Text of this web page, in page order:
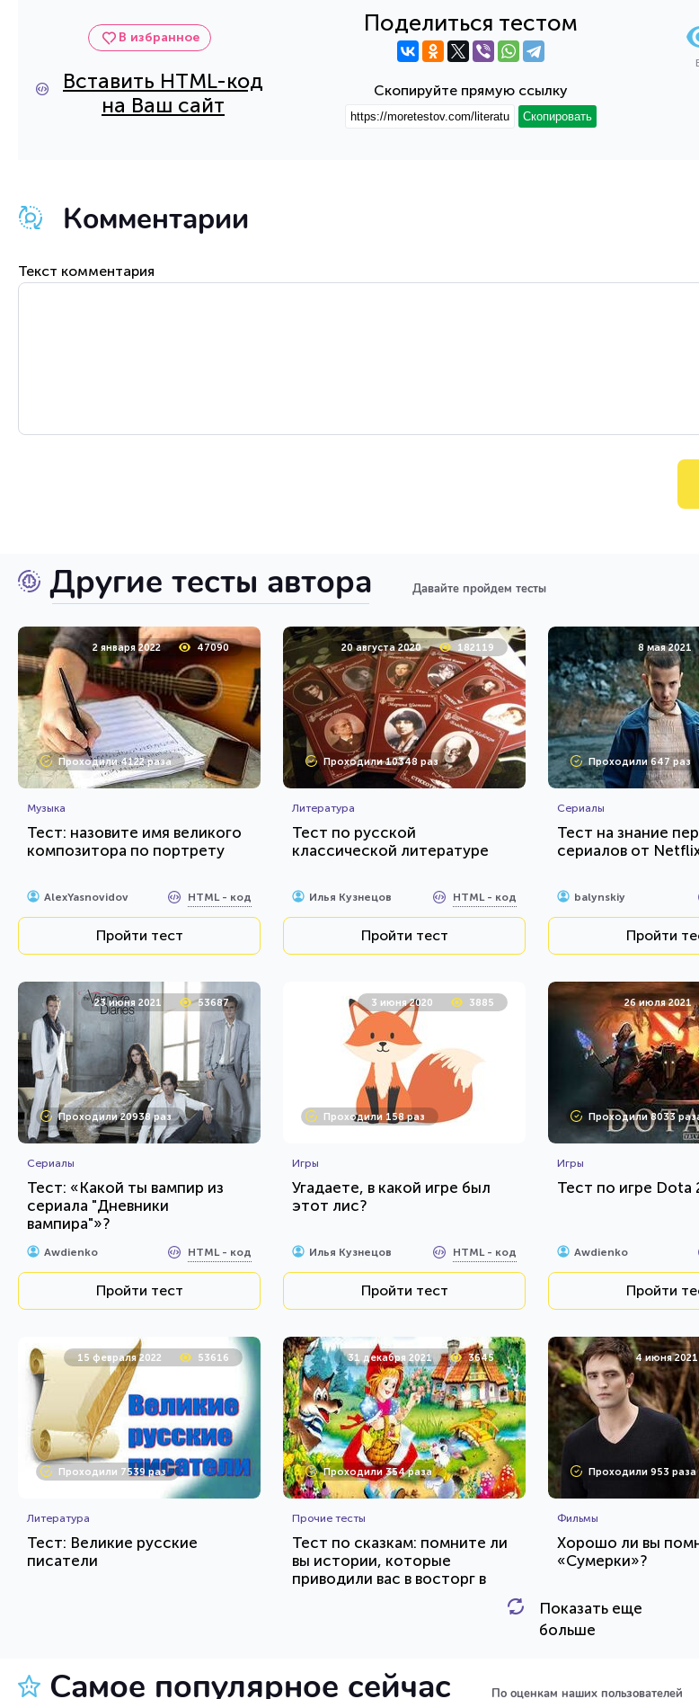
В избранное
Вставить HTML-код
на Ваш сайт
Поделиться тестом
Скопируйте прямую ссылку
Скопировать
Комментарии
Текст комментария
Другие тесты автора Давайте пройдем тесты
2 января 2022 47090
Проходили 4122 раза
Музыка
Тест: назовите имя великого
композитора по портрету
AlexYasnovidov HTML - код
Пройти тест
20 августа 2020 182119
Проходили 10348 раз
Литература
Тест по русской
классической литературе
Илья Кузнецов HTML - код
Пройти тест
8 мая 2021
Проходили 647 раз
Сериалы
Тест на знание
сериалов от
balynskiy
Пройти
23 июня 2021 53687
Проходили 20938 раз
Сериалы
Тест: «Какой ты вампир из
сериала "Дневники
вампира"»?
Awdienko HTML - код
Пройти тест
3 июня 2020 3885
Проходили 158 раз
Игры
Угадаете, в какой игре был
этот лис?
Илья Кузнецов HTML - код
Пройти тест
26 июля 2021
Проходили 8033
Игры
Тест по игре Dota
Awdienko
Пройти
15 февраля 2022 53616
Проходили 7539 раз
Литература
Тест: Великие русские
писатели
31 декабря 2021 3645
Проходили 354 раза
Прочие тесты
Тест по сказкам: помните ли
вы истории, которые
приводили вас в восторг в
HTML - код
4 июня 2021
Проходили 953 раза
Фильмы
Хорошо ли вы
«Сумерки»?
balynskiy
Показать еще
больше
Самое популярное сейчас По оценкам наших пользователей